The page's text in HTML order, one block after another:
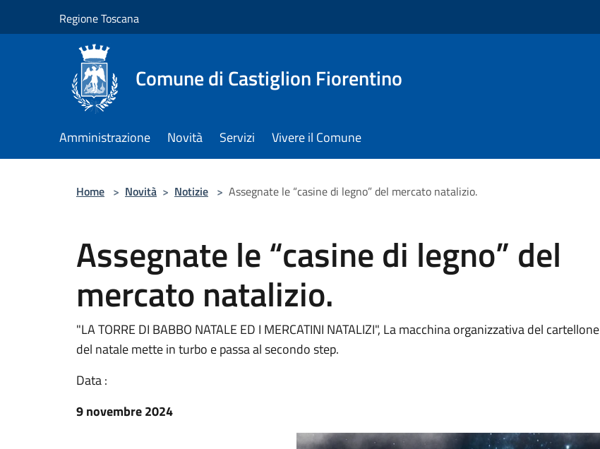
Regione Toscana
Comune di Castiglion Fiorentino
Amministrazione Novità Servizi Vivere il Comune
Home > Novità > Notizie > Assegnate le “casine di legno” del mercato natalizio.
Assegnate le “casine di legno” del
mercato natalizio.
"LA TORRE DI BABBO NATALE ED I MERCATINI NATALIZI", La macchina organizzativa del cartellone
del natale mette in turbo e passa al secondo step.
Data :
9 novembre 2024